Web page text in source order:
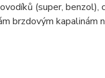
(super,
brzdovým kapalinám